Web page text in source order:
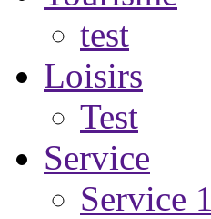
test
Loisirs
Test
Service
Service 1